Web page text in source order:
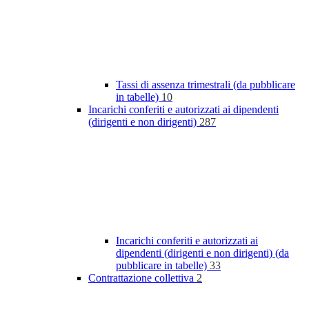
Tassi di assenza trimestrali (da pubblicare
in tabelle) 10
Incarichi conferiti e autorizzati ai dipendenti
(dirigenti e non dirigenti) 287
Incarichi conferiti e autorizzati ai
dipendenti (dirigenti e non dirigenti) (da
pubblicare in tabelle) 33
Contrattazione collettiva 2